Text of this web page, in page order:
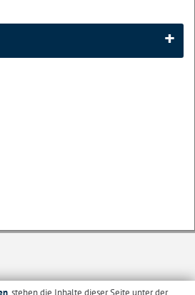
, stehen die Inhalte dieser Seite unter der